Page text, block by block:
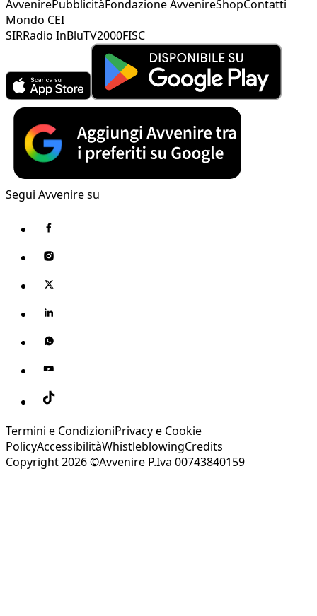
AvvenirePubblicitàFondazione AvvenireShopContatti
Mondo CEI
SIRRadio InBluTV2000FISC
Segui Avvenire su
Termini e CondizioniPrivacy e Cookie
PolicyAccessibilitàWhistleblowingCredits
Copyright 2026 ©Avvenire P.Iva 00743840159